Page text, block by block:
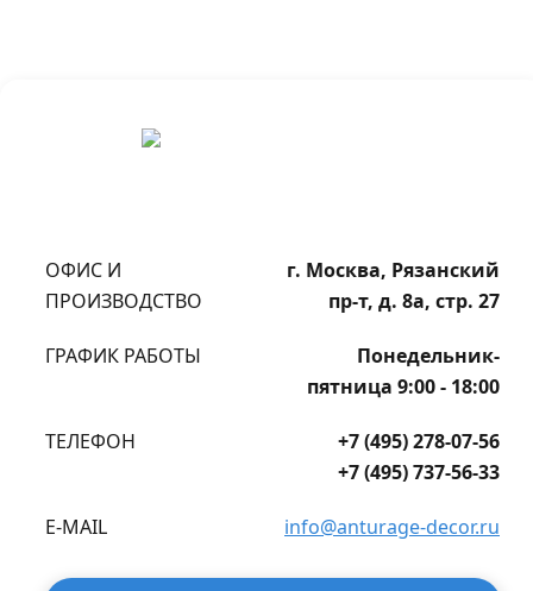
ОФИС И
ПРОИЗВОДСТВО
г. Москва, Рязанский
пр-т, д. 8а, стр. 27
ГРАФИК РАБОТЫ
Понедельник-
пятница 9:00 - 18:00
ТЕЛЕФОН
+7 (495) 278-07-56
+7 (495) 737-56-33
E-MAIL info@anturage-decor.ru